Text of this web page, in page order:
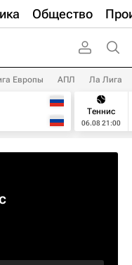
Общество
Европы АПЛ Ла Лига
Теннис
06.08 21:00